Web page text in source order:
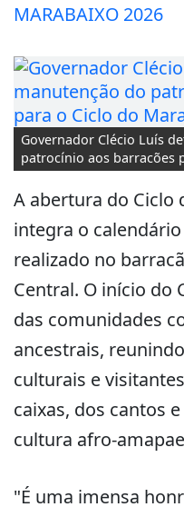
MARABAIXO 2026
Governador Clécio Luís
patrocínio aos barracões
A abertura do Ciclo
integra o
realizado no
Central. O início do
das comunidades
ancestrais,
culturais e
caixas, dos cantos
cultura afro-
"É uma imensa